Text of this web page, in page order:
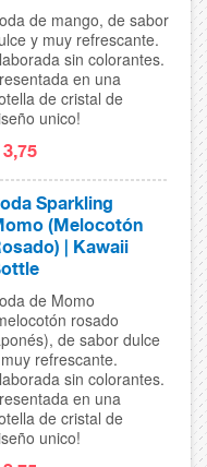
de mango, de sabor
y muy refrescante.
sin colorantes.
en una
de cristal de
unico!
Sparkling
(Melocotón
| Kawaii
de Momo
rosado
de sabor dulce
refrescante.
sin colorantes.
en una
de cristal de
unico!